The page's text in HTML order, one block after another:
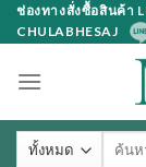
Skip
to
ช่องทางสั่งซื้อสินค้า
CHULABHESAJ
ค้นหา: